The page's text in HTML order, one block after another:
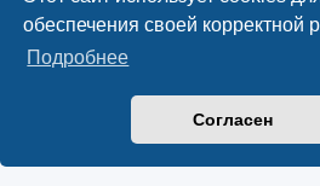
обеспечения своей корректной
Подробнее
Согласен